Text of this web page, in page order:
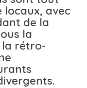
avec
de la
la
rétro-